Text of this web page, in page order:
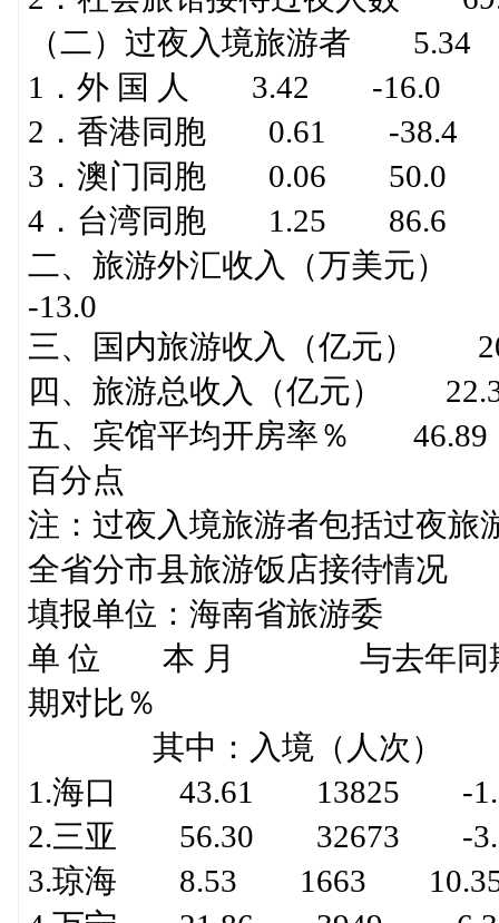
（二）过夜入境旅游
1．外 国 人 3.42 -
2．香港同胞 0.61 -
3．澳门同胞 0.06
4．台湾同胞 1.25
二、旅游外汇收入（万美
-13.0
三、国内旅游收入（亿
四、旅游总收入（亿元
五、宾馆平均开房率％
百分点
注：过夜入境旅游者包括过夜旅
全省分市县旅游饭店接待情况
填报单位：海南省旅游
单 位 本 月 与去年同期
期对比％
其中：入境（人次
1.海口 43.61 13825 -
2.三亚 56.30 32673 -
3.琼海 8.53 1663